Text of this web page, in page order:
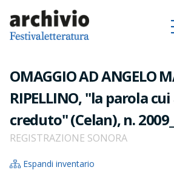
OMAGGIO AD ANGELO
RIPELLINO, "la parola
creduto" (Celan), n.
REGISTRAZIONE SONORA
Espandi inventario